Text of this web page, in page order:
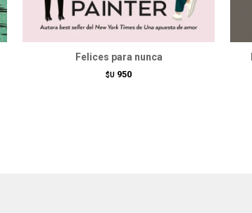
Felices para nunca
$U 950